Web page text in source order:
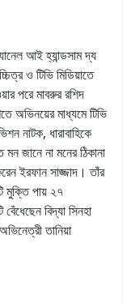
আই হ্যান্ডসাম দ্য
ও টিভি মিডিয়াতে
পরে মাবরুর রশিদ
অভিনয়ের মাধ্যমে টিভি
নাটক, ধারাবাহিকে
জানে না মনের ঠিকানা
ইরফান সাজ্জাদ। তাঁর
মুক্তি পায় ২৭
বিদ্যা সিনহা
তানিয়া